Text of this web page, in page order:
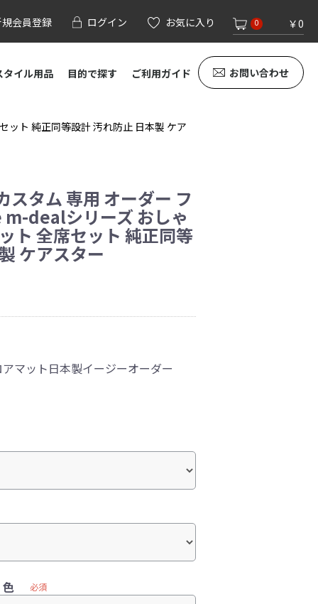
会員登録 ログイン お気に入り 0 ￥0
タイル用品 目的で探す ご利用ガイド お問い合わせ
ット 純正同等設計 汚れ防止 日本製 ケア
スタム 専用 オーダー フ
dealシリーズ おしゃ
ト 全席セット 純正同等
ケアスター
マット日本製イージーオーダー
必須